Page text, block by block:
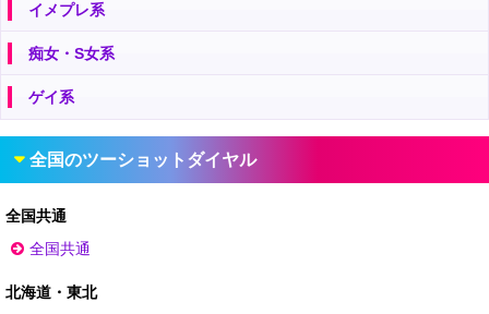
イメプレ系
痴女・S女系
ゲイ系
全国のツーショットダイヤル
全国共通
全国共通
北海道・東北